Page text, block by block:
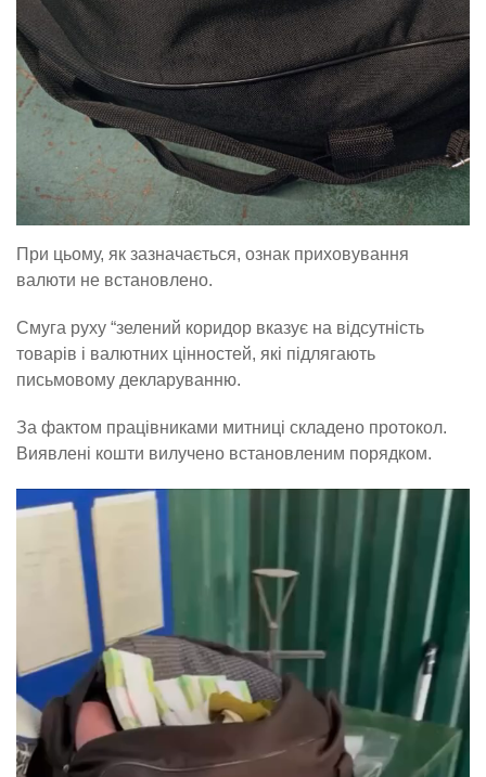
При цьому, як зазначається, ознак приховування
валюти не встановлено.
Смуга руху “зелений коридор вказує на відсутність
товарів і валютних цінностей, які підлягають
письмовому декларуванню.
За фактом працівниками митниці складено протокол.
Виявлені кошти вилучено встановленим порядком.